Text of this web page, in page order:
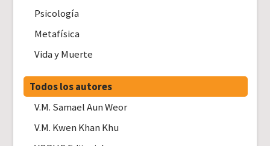
Psicología
Metafísica
Vida y Muerte
Todos los autores
V.M. Samael Aun Weor
V.M. Kwen Khan Khu